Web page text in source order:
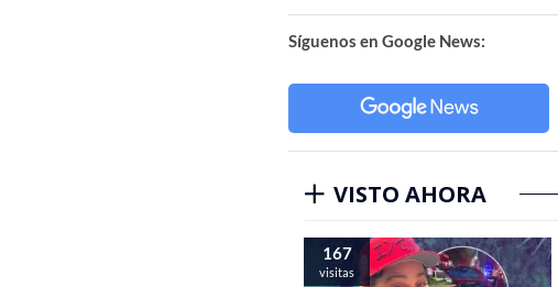
Síguenos en Google News:
VISTO AHORA
167
visitas